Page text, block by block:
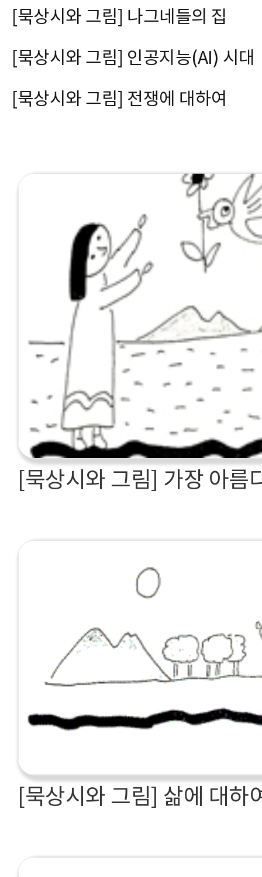
[묵상시와 그림] 나그네들의 집
[묵상시와 그림] 인공지능(AI) 시대
[묵상시와 그림] 전쟁에 대하여
[묵상시와 그림] 가장 아름
[묵상시와 그림] 삶에 대하